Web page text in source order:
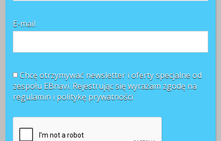
E-mail
Chcę otrzymywać newsletter i oferty specjalne od
zespołu EBnavi. Rejestrując się wyrażam zgodę na
regulamin i politykę prywatności